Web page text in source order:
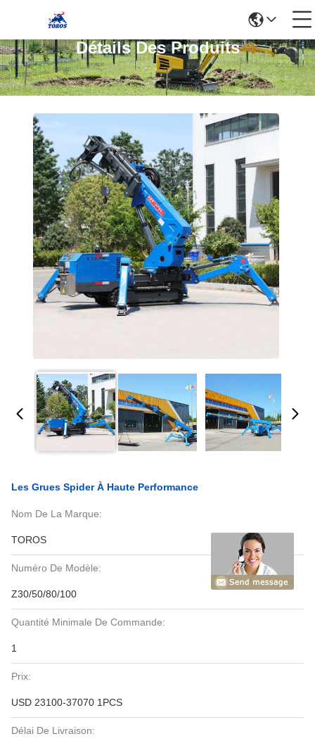
Détails Des Produits
Les Grues Spider À Haute Performance
Nom De La Marque:
TOROS
Numéro De Modèle:
Z30/50/80/100
Quantité Minimale De Commande:
1
Prix:
USD 23100-37070 1PCS
Délai De Livraison: